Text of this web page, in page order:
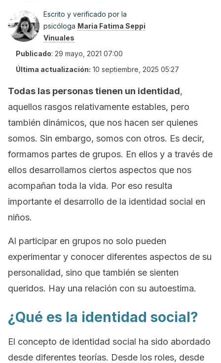
Escrito y verificado por la
psicóloga Maria Fatima Seppi
Vinuales
Publicado: 29 mayo, 2021 07:00
Última actualización: 10 septiembre, 2025 05:27
Todas las personas tienen un identidad,
aquellos rasgos relativamente estables, pero
también dinámicos, que nos hacen ser quienes
somos. Sin embargo, somos con otros. Es decir,
formamos partes de grupos. En ellos y a través de
ellos desarrollamos ciertos aspectos que nos
acompañan toda la vida. Por eso resulta
importante el desarrollo de la identidad social en
niños.
Al participar en grupos no solo pueden
experimentar y conocer diferentes aspectos de su
personalidad, sino que también se sienten
queridos. Hay una relación con su autoestima.
¿Qué es la identidad social?
El concepto de identidad social ha sido abordado
desde diferentes teorías. Desde los roles, desde